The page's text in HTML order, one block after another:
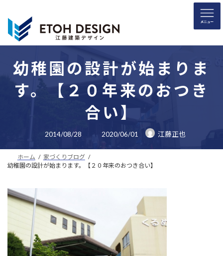
幼稚園の設計が始まりま
す。【２０年来のおつき
合い】
2014/08/28
最
終
新
時
2020/06/01 江藤正也
ホーム
家づくりブログ
幼稚園の設計が始まります。【２０年来のおつき合い】